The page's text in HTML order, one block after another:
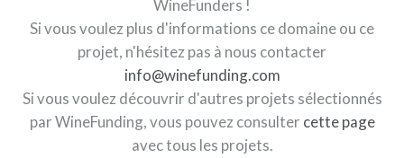
WineFunders !
Si vous voulez plus d'informations ce domaine ou ce
projet, n'hésitez pas à nous contacter
info@winefunding.com
Si vous voulez découvrir d'autres projets sélectionnés
par WineFunding, vous pouvez consulter cette page
avec tous les projets.